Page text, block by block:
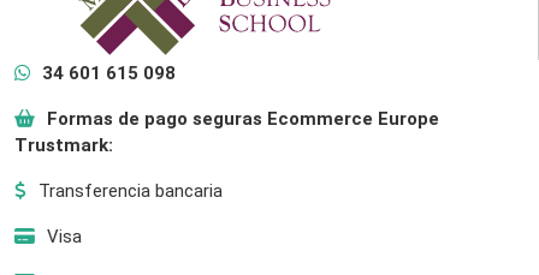
34 601 615 098
Formas de pago seguras Ecommerce Europe
Trustmark:
Transferencia bancaria
Visa